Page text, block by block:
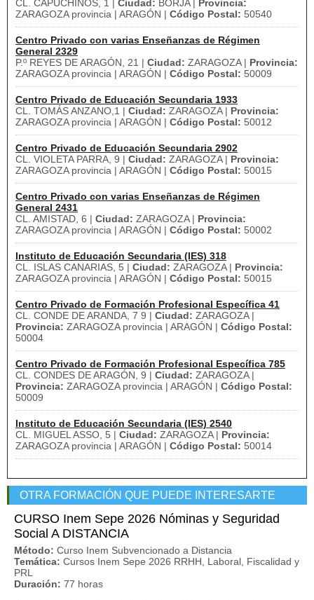
CL. CAPUCHINOS, 1 | Ciudad: BORJA |
Provincia:
ZARAGOZA provincia | ARAGÓN | Código Postal: 50540
Centro Privado con varias Enseñanzas de Régimen
General 2329
P.º REYES DE ARAGÓN, 21 | Ciudad: ZARAGOZA | Provincia:
ZARAGOZA provincia | ARAGÓN | Código Postal: 50009
Centro Privado de Educación Secundaria 1933
CL. TOMÁS ANZANO,1 | Ciudad: ZARAGOZA | Provincia:
ZARAGOZA provincia | ARAGÓN | Código Postal: 50012
Centro Privado de Educación Secundaria 2902
CL. VIOLETA PARRA, 9 | Ciudad: ZARAGOZA | Provincia:
ZARAGOZA provincia | ARAGÓN | Código Postal: 50015
Centro Privado con varias Enseñanzas de Régimen
General 2431
CL. AMISTAD, 6 | Ciudad: ZARAGOZA | Provincia:
ZARAGOZA provincia | ARAGÓN | Código Postal: 50002
Instituto de Educación Secundaria (IES) 318
CL. ISLAS CANARIAS, 5 | Ciudad: ZARAGOZA | Provincia:
ZARAGOZA provincia | ARAGÓN | Código Postal: 50015
Centro Privado de Formación Profesional Específica 41
CL. CONDE DE ARANDA, 7 9 | Ciudad: ZARAGOZA |
Provincia: ZARAGOZA provincia | ARAGÓN | Código Postal:
50004
Centro Privado de Formación Profesional Específica 785
CL. CONDES DE ARAGÓN, 9 | Ciudad: ZARAGOZA |
Provincia: ZARAGOZA provincia | ARAGÓN | Código Postal:
50009
Instituto de Educación Secundaria (IES) 2540
CL. MIGUEL ASSO, 5 | Ciudad: ZARAGOZA | Provincia:
ZARAGOZA provincia | ARAGÓN | Código Postal: 50014
OTRA FORMACIÓN QUE PUEDE INTERESARTE
CURSO Inem Sepe 2026 Nóminas y Seguridad
Social A DISTANCIA
Método: Curso Inem Subvencionado a Distancia
Temática: Cursos Inem Sepe 2026 RRHH, Laboral, Fiscalidad y
PRL
Duración: 77 horas